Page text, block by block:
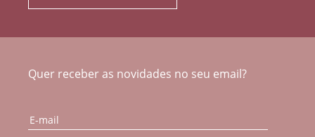
Quer receber as novidades no seu email?